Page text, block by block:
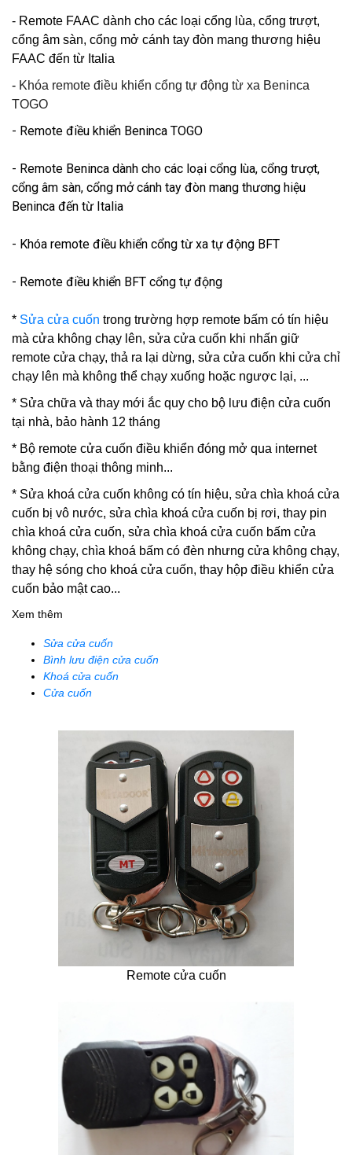
- Remote FAAC dành cho các loại cổng lùa, cổng trượt,
cổng âm sàn, cổng mở cánh tay đòn mang thương hiệu
FAAC đến từ Italia
- Khóa remote điều khiển cổng tự động từ xa Beninca
TOGO
- Remote điều khiển Beninca TOGO
- Remote Beninca dành cho các loại cổng lùa, cổng trượt,
cổng âm sàn, cổng mở cánh tay đòn mang thương hiệu
Beninca đến từ Italia
- Khóa remote điều khiển cổng từ xa tự động BFT
- Remote điều khiển BFT cổng tự động
* Sửa cửa cuốn trong trường hợp remote bấm có tín hiệu
mà cửa không chạy lên, sửa cửa cuốn khi nhấn giữ
remote cửa chạy, thả ra lại dừng, sửa cửa cuốn khi cửa chỉ
chạy lên mà không thể chạy xuống hoặc ngược lại, ...
* Sửa chữa và thay mới ắc quy cho bộ lưu điện cửa cuốn
tại nhà, bảo hành 12 tháng
* Bộ remote cửa cuốn điều khiển đóng mở qua internet
bằng điện thoại thông minh...
* Sửa khoá cửa cuốn không có tín hiệu, sửa chìa khoá cửa
cuốn bị vô nước, sửa chìa khoá cửa cuốn bị rơi, thay pin
chìa khoá cửa cuốn, sửa chìa khoá cửa cuốn bấm cửa
không chạy, chìa khoá bấm có đèn nhưng cửa không chạy,
thay hệ sóng cho khoá cửa cuốn, thay hộp điều khiển cửa
cuốn bảo mật cao...
Xem thêm
Sửa cửa cuốn
Bình lưu điện cửa cuốn
Khoá cửa cuốn
Cửa cuốn
Remote cửa cuốn